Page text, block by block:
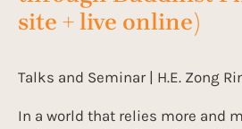
site + live online)
Talks and Seminar | H.E. Zong
In a world that relies more and